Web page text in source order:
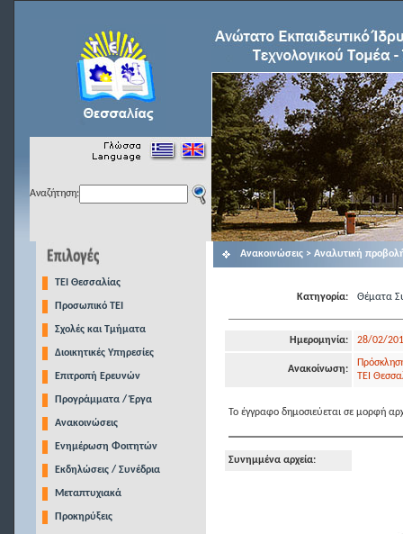
Αναζήτηση:
TEI Θεσσαλίας
Προσωπικό ΤΕΙ
Σχολές και Τμήματα
Διοικητικές Υπηρεσίες
Επιτροπή Ερευνών
Προγράμματα / Έργα
Ανακοινώσεις
Ενημέρωση Φοιτητών
Εκδηλώσεις / Συνέδρια
Μεταπτυχιακά
Προκηρύξεις
Ανακοινώσεις > Αναλυτική
Κατηγορία: Θέματα
Ημερομηνία: 28/02/
Ανακοίνωση:
ΤΕΙ
Το έγγραφο δημοσιεύεται σε μορφή
Συνημμένα αρχεία: